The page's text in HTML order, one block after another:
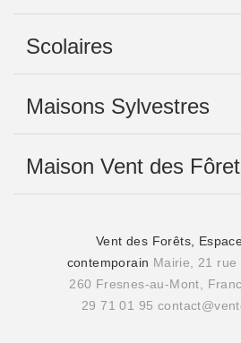
Scolaires
Maisons Sylvestres
Maison Vent des
Vent des Forêts,
contemporain Mairie, 21 rue
260 Fresnes-au-Mont,
29 71 01 95